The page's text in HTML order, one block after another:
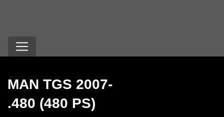
MAN TGS 2007-
.480 (480 PS)